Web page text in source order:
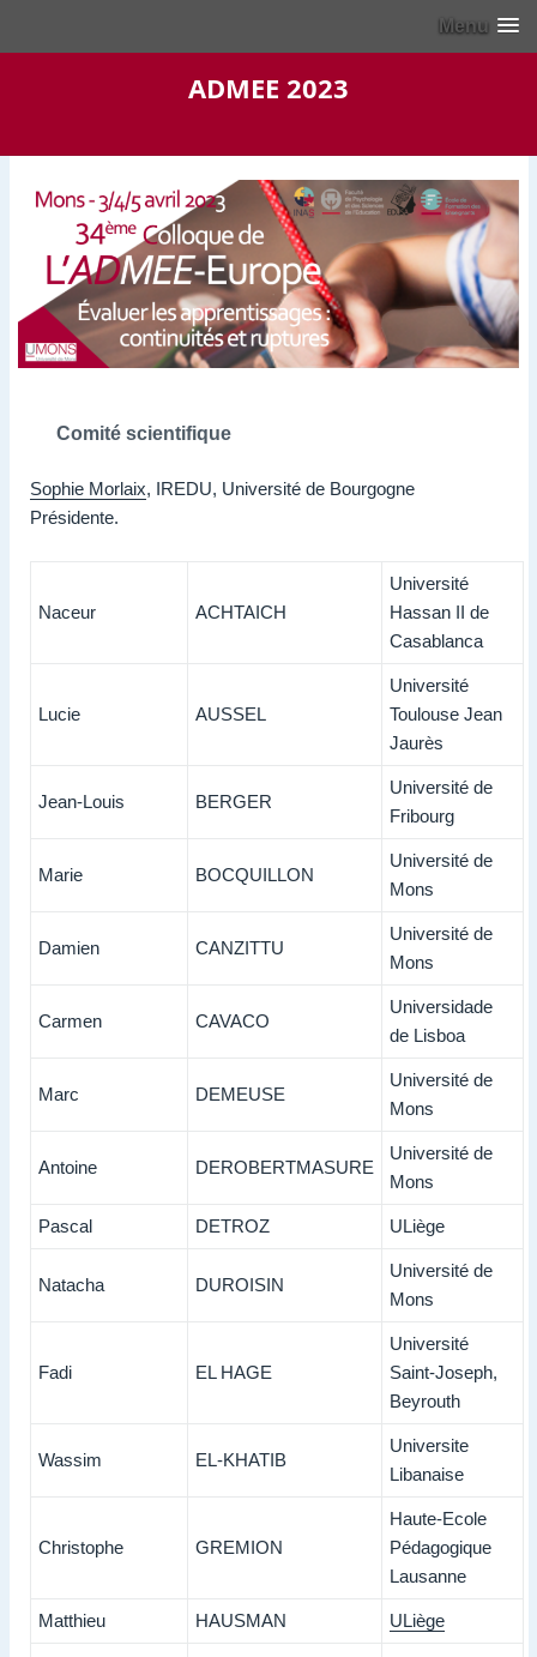
Menu
ADMEE 2023
Comité scientifique
Sophie Morlaix, IREDU, Université de Bourgogne
Présidente.
Naceur ACHTAICH
Université
Hassan II de
Casablanca
Lucie AUSSEL
Université
Toulouse Jean
Jaurès
Jean-Louis BERGER
Université de
Fribourg
Marie BOCQUILLON
Université de
Mons
Damien CANZITTU
Université de
Mons
Carmen CAVACO
Universidade
de Lisboa
Marc DEMEUSE
Université de
Mons
Antoine DEROBERTMASURE
Université de
Mons
Pascal DETROZ ULiège
Natacha DUROISIN
Université de
Mons
Fadi EL HAGE
Université
Saint-Joseph,
Beyrouth
Wassim EL-KHATIB
Universite
Libanaise
Christophe GREMION
Haute-Ecole
Pédagogique
Lausanne
Matthieu HAUSMAN ULiège